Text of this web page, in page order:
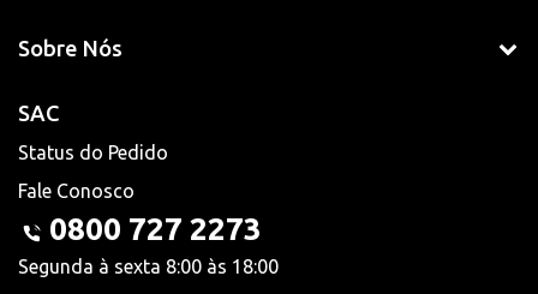
Sobre Nós
SAC
Status do Pedido
Fale Conosco
0800 727 2273
Segunda à sexta 8:00 às 18:00